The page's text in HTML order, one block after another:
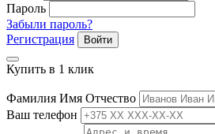
Пароль
Забыли пароль?
Регистрация
Войти
Купить в 1 клик
Фамилия Имя Отчество
Ваш телефон